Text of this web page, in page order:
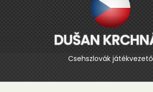
DUŠAN
Csehszlovák játékvezető